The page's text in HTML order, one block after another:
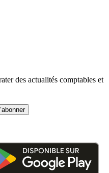
des actualités comptables et